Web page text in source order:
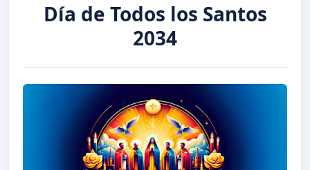
Día de Todos los Santos
2034